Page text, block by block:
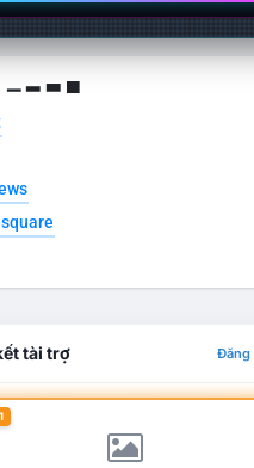
▁ ▂ ▃ ▄
tài trợ Đăng